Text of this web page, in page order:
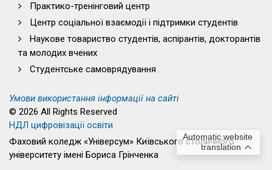
Automatic website
translation
Практико-тренінговий центр
Центр соціальної взаємодії і підтримки студентів
Наукове товариство студентів, аспірантів, докторантів
та молодих вчених
Студентське самоврядування
Умови використання інформації на сайті
© 2026 All Rights Reserved
НДЛ цифровізації освіти
Фаховий коледж «Універсум» Київського столичного
університету імені Бориса Грінченка